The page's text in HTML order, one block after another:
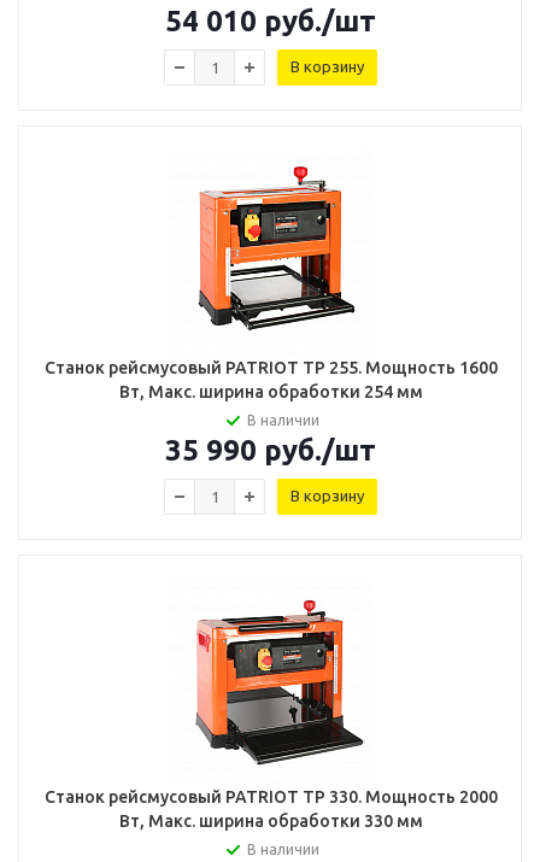
54 010 руб./шт
В корзину
Станок рейсмусовый PATRIOT TP 255. Мощность 1600
Вт, Макс. ширина обработки 254 мм
В наличии
35 990 руб./шт
В корзину
Станок рейсмусовый PATRIOT TP 330. Мощность 2000
Вт, Макс. ширина обработки 330 мм
В наличии